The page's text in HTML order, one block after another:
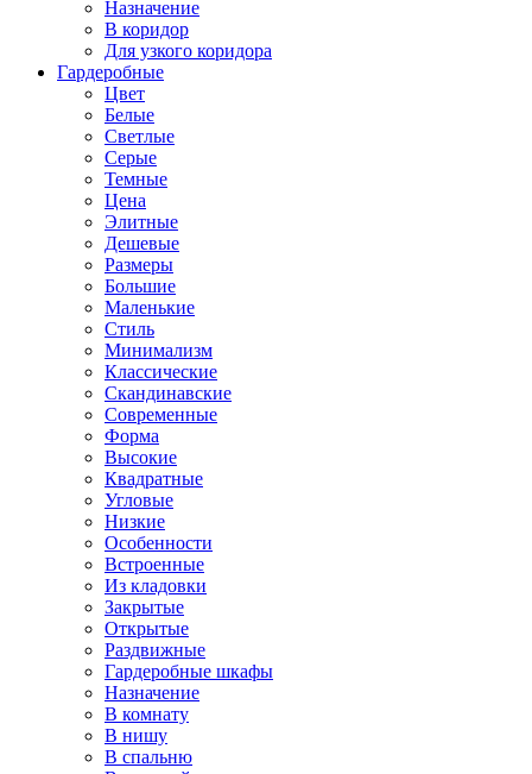
Назначение
В коридор
Для узкого коридора
Гардеробные
Цвет
Белые
Светлые
Серые
Темные
Цена
Элитные
Дешевые
Размеры
Большие
Маленькие
Стиль
Минимализм
Классические
Скандинавские
Современные
Форма
Высокие
Квадратные
Угловые
Низкие
Особенности
Встроенные
Из кладовки
Закрытые
Открытые
Раздвижные
Гардеробные шкафы
Назначение
В комнату
В нишу
В спальню